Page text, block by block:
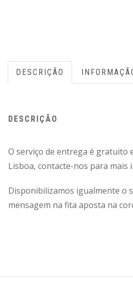
rosa
DESCRIÇÃO
DESCRIÇÃO
O serviço de entrega é gratuito
Lisboa, contacte-nos para mais
Disponibilizamos igualmente o
mensagem na fita aposta na